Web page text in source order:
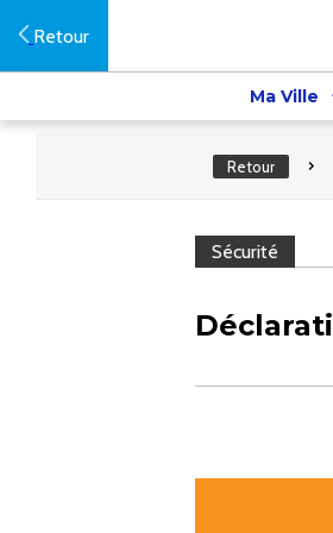
Retour
Ma Ville
Retour
Sécurité